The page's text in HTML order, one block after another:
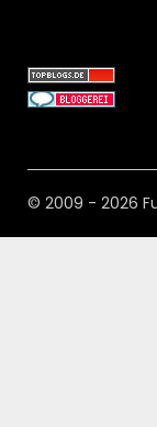
© 2009 - 2026